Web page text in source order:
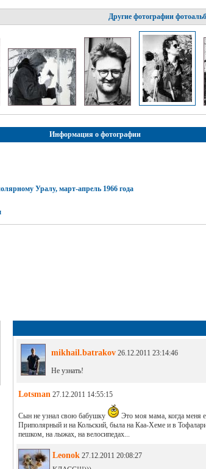
Другие фотографии
Информация о фотографии
Уралу, март-апрель 1966 года
mikhail.batrakov26.12.2011 23:14:46
Не узнать!
Lotsman27.12.2011 14:55:15
Сын не узнал свою бабушку
Это моя мама, когда меня
Приполярный и на Кольский, была на Каа-Хеме и в
пешком, на лыжах, на велосипедах...
Leonok27.12.2011 20:08:27